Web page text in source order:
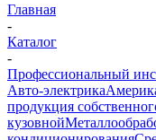
Главная
-
Каталог
-
Профессиональный
Авто-электрика
продукция
кузовной